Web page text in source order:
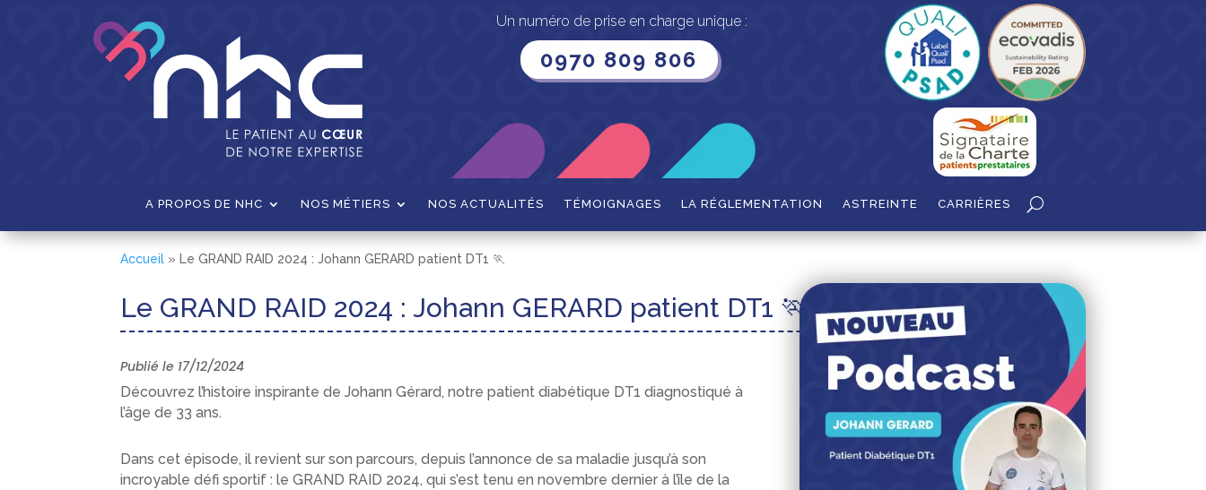
Un numéro de prise en charge unique :
0970 809 806
A PROPOS DE NHC NOS MÉTIERS NOS ACTUALITÉS TÉMOIGNAGES LA RÉGLEMENTATION ASTREINTE CARRIÈRES
Accueil » Le GRAND RAID 2024 : Johann GERARD patient DT1 🏃
Le GRAND RAID 2024 : Johann GERARD patient DT1 🏃
Publié le 17/12/2024
Découvrez l’histoire inspirante de Johann Gérard, notre patient diabétique DT1 diagnostiqué à
l’âge de 33 ans.
Dans cet épisode, il revient sur son parcours, depuis l’annonce de sa maladie jusqu’à son
incroyable défi sportif : le GRAND RAID 2024, qui s’est tenu en novembre dernier à l’île de la